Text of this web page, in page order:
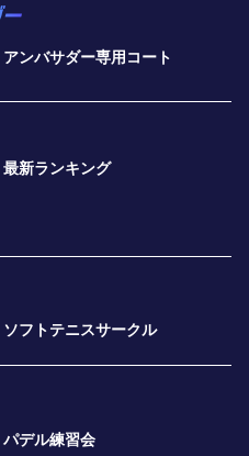
アンバサダー専用コート
最新ランキング
ソフトテニスサークル
パデル練習会